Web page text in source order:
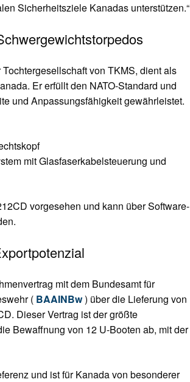
Sicherheitsziele Kanadas unterstützen.“
von TKMS, dient als
Er erfüllt den NATO-Standard und
und Anpassungsfähigkeit gewährleistet.
mit Glasfaserkabelsteuerung und
vorgesehen und kann über Software-
mit dem Bundesamt für
( BAAINBw) über die Lieferung von
Dieser Vertrag ist der größte
Bewaffnung von 12 U-Booten ab, mit der
und ist für Kanada von besonderer